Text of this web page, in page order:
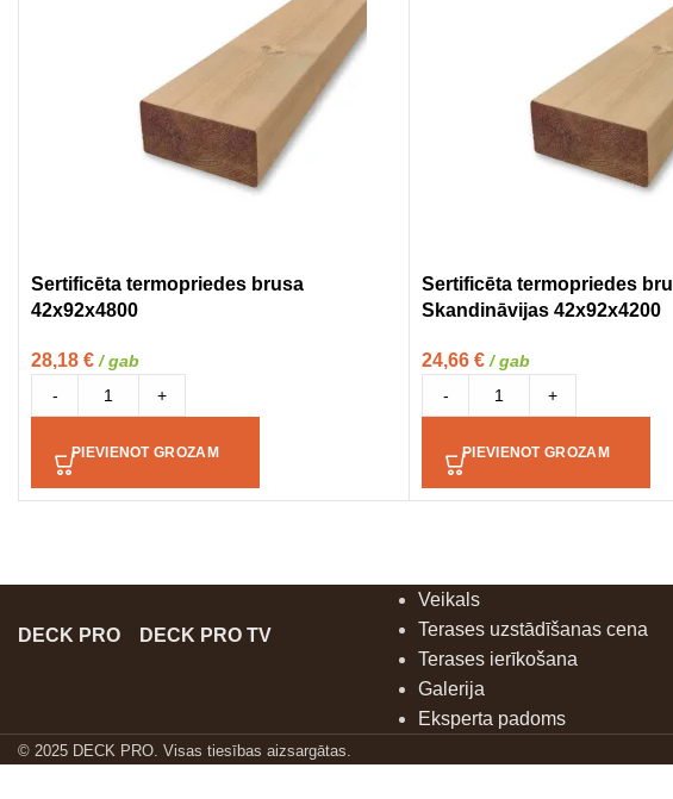
Sertificēta termopriedes brusa
42x92x4800
28,18 € / gab
-
+
PIEVIENOT GROZAM
Sertificēta termopriedes
Skandināvijas 42x92x4200
24,66 € / gab
-
+
PIEVIENOT GROZAM
DECK PRO DECK PRO TV
Veikals
Terases uzstādīšanas cena
Terases ierīkošana
Galerija
Eksperta padoms
© 2025 DECK PRO. Visas tiesības aizsargātas.